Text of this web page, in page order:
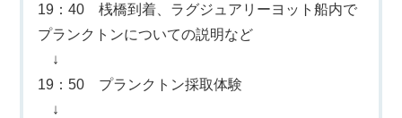
19：40 桟橋到着、ラグジュアリーヨット船内で
プランクトンについての説明など
↓
19：50 プランクトン採取体験
↓